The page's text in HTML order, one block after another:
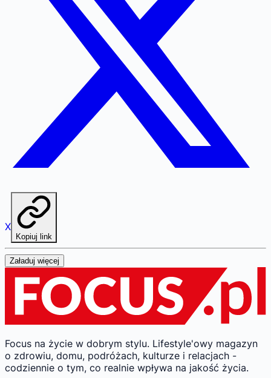
X
Kopiuj link
Załaduj więcej
Focus na życie w dobrym stylu. Lifestyle'owy magazyn
o zdrowiu, domu, podróżach, kulturze i relacjach -
codziennie o tym, co realnie wpływa na jakość życia.